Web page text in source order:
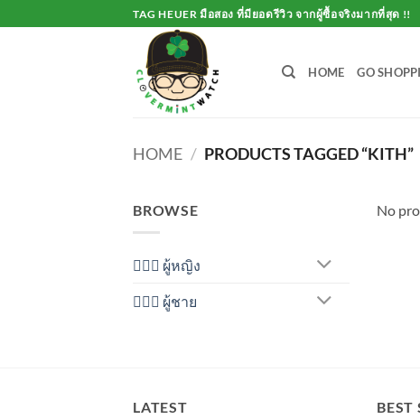
to
TAG HEUER มือสอง ที่มียอดรีวิว จากผู้ซื้อจริงมากที่สุด !!
HOME GO
HOME / PRODUCTS TAGGED “KITH”
BROWSE
💁🏻‍♀️ ผู้หญิง
🙋🏻‍♂️ ผู้ชาย
No
LATEST BEST